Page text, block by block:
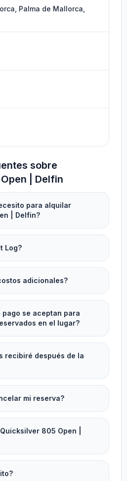
Palma de Mallorca,
sobre
| Delfin
para alquilar
| Delfin?
Log?
adicionales?
pago se aceptan para
en el lugar?
recibiré después de la
mi reserva?
805 Open |